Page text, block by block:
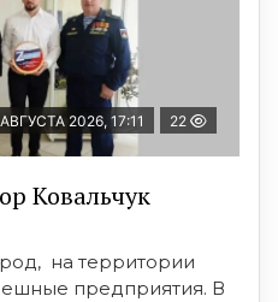
2026, 17:11 22
Ковальчук
на территории
предприятия. В